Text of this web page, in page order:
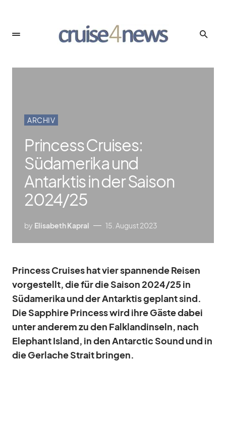
ARCHIV
Princess Cruises:
Südamerika und
Antarktis in der Saison
2024/​25
by Elisabeth Kapral 15. August 2023
Prin­cess Crui­ses hat vier span­nende Rei­sen
vor­ge­stellt, die für die Sai­son 2024/​25 in
Süd­ame­rika und der Ant­ark­tis ge­plant sind.
Die Sap­phire Prin­cess wird ihre Gäste da­bei
un­ter an­de­rem zu den Falk­land­in­seln, nach
Ele­phant Is­land, in den Ant­ar­c­tic Sound und in
die Ger­la­che Strait brin­gen.